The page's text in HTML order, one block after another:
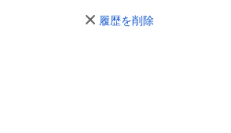
7,164 -146
履歴を削除